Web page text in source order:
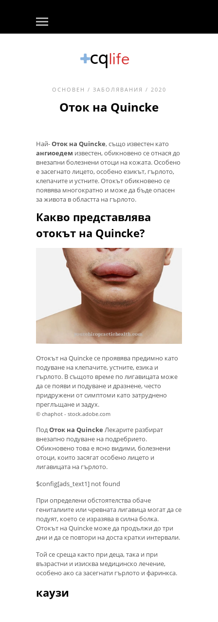
ОСНОВЕН / ЗАБОЛЯВАНИЯ / 2020
Оток на Quincke
Най-Оток на Quincke, също известен като
ангиоедем известен, обикновено се отнася до
внезапни болезнени отоци на кожата. Особено
е засегнато лицето, особено езикът, гърлото,
клепачите и устните. Отокът обикновено се
появява многократно и може да бъде опасен
за живота в областта на гърлото.
Какво представлява
отокът на Quincke?
Отокът на Quincke се проявява предимно като
подуване на клепачите, устните, езика и
гърлото. В същото време по лигавицата може
да се появи и подуване и дразнене, често
придружени от симптоми като затруднено
преглъщане и задух.
© chaphot - stock.adobe.com
ПодОток на Quincke Лекарите разбират
внезапно подуване на подребрието.
Обикновено това е ясно видими, болезнени
отоци, които засягат особено лицето и
лигавицата на гърлото.
$config[ads_text1] not found
При определени обстоятелства обаче
гениталиите или чревната лигавица могат да се
подуят, което се изразява в силна болка.
Отокът на Quincke може да продължи до три
дни и да се повтори на доста кратки интервали.
Той се среща както при деца, така и при
възрастни и изисква медицинско лечение,
особено ако са засегнати гърлото и фаринкса.
каузи